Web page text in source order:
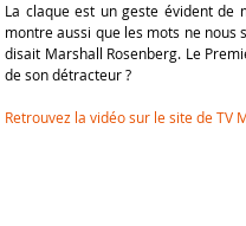
La claque est un geste évident
montre aussi que les mots ne nous
disait Marshall Rosenberg. Le
de son détracteur ?
Retrouvez la vidéo sur le site de TV